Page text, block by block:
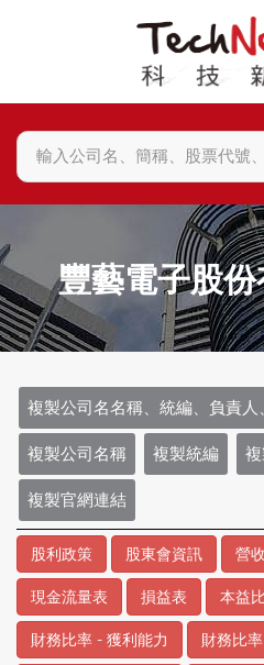
豐藝電子股
複製公司名名稱、統編、負責人
複製公司名稱 複製統編
複製官網連結
股利政策 股東會資訊 營
現金流量表 損益表 本益比
財務比率 - 獲利能力 財務比